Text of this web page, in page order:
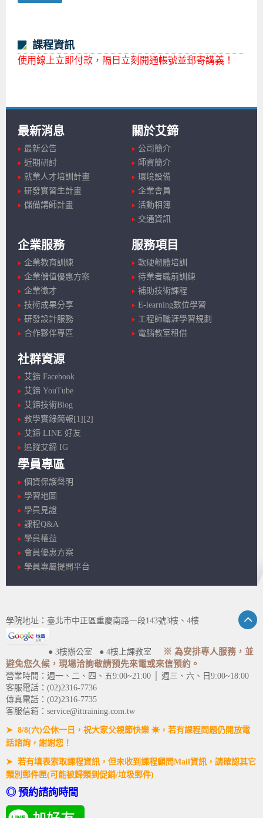
課程資訊
使用線上立即付款，隔日立刻開通帳號並郵寄講義！
最新消息
最新公告
近期研討
就業人才培訓計畫
研發實習生計畫
儲備講師計畫
關於艾鍗
公司簡介
師資簡介
環境設備
企業會員
活動相簿
交通資訊
企業服務
企業教育訓練
企業儲值優惠方案
企業徵才
技術成果分享
研發設計服務
合作夥伴專區
服務項目
軟硬韌體培訓
待業者職前訓練
補助技術課程
E-learning數位學習
工程師職涯學習規劃
電腦教室租借
社群資源
艾鍗 Facebook
艾鍗 YouTube
艾鍗技術Blog
教學實錄簡報[1][2]
艾鍗 LINE 好友
追蹤艾鍗 IG
學員專區
個資保護聲明
學習地圖
學員見證
課程Q&A
學員權益
會員優惠方案
學員專屬提問平台
學院地址：臺北市中正區重慶南路一段143號3樓、4樓
● 3樓辦公室 ● 4樓上課教室
※ 為安排專人服務，並
避免您久候，現場洽詢敬請預先來電或來信預約。
營業時間：週一、二、四、五9:00~21:00 │ 週三、六、日9:00~18:00
客服電話：(02)2316-7736
傳真電話：(02)2316-7735
客服信箱：service@ittraining.com.tw
➤ 8/8(六)公休一日，祝大家父親節快樂 ☀，若有課程問題仍開放電
話諮詢，謝謝您！
➤ 若有填表索取課程資訊，但未收到課程顧問Mail資訊，請確認其它
類別郵件匣(可能被歸類到促銷/垃圾郵件)
◎ 預約諮詢時間